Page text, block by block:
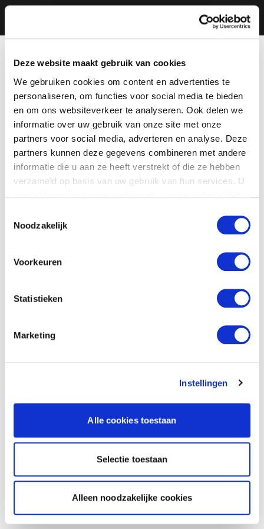
Deze website maakt gebruik van cookies
We gebruiken cookies om content en advertenties te
personaliseren, om functies voor social media te bieden
en om ons websiteverkeer te analyseren. Ook delen we
informatie over uw gebruik van onze site met onze
partners voor social media, adverteren en analyse. Deze
partners kunnen deze gegevens combineren met andere
informatie die u aan ze heeft verstrekt of die ze hebben
verzameld op basis van uw gebruik van hun services. U
Noodzakelijk
Voorkeuren
Statistieken
Marketing
Instellingen
Alle cookies toestaan
Selectie toestaan
Alleen noodzakelijke cookies